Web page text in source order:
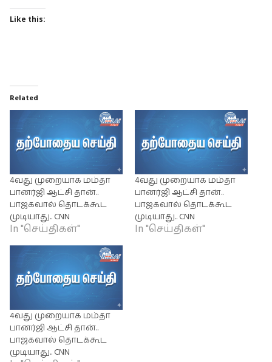
Like this:
Related
4வது முறையாக மம்தா
பானர்ஜி ஆட்சி தான்..
பாஜகவால் தொடக்கூட
முடியாது.. CNN
In "செய்திகள்"
4வது முறையாக மம்தா
பானர்ஜி ஆட்சி தான்..
பாஜகவால் தொடக்கூட
முடியாது.. CNN
In "செய்திகள்"
4வது முறையாக மம்தா
பானர்ஜி ஆட்சி தான்..
பாஜகவால் தொடக்கூட
முடியாது.. CNN